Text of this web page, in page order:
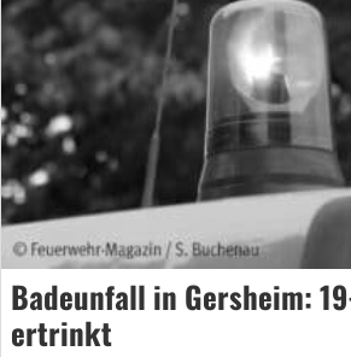
Badeunfall in Gersheim:
ertrinkt